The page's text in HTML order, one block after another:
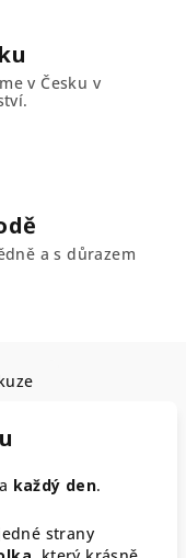
v Česku v
a s důrazem
každý den.
strany